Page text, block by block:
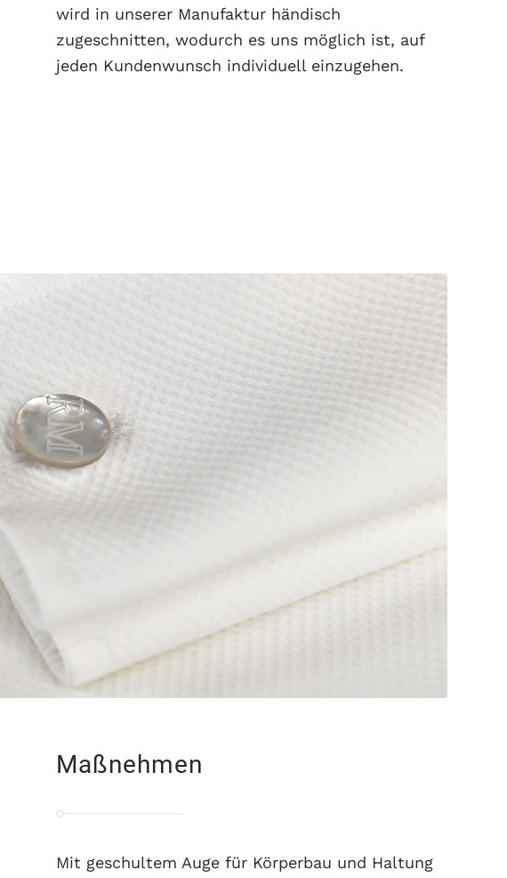
wird in unserer Manufaktur händisch
zugeschnitten, wodurch es uns möglich ist, auf
jeden Kundenwunsch individuell einzugehen.
Maßnehmen
Mit geschultem Auge für Körperbau und Haltung